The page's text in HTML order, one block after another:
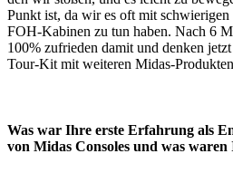
Punkt ist, da wir es oft mit
FOH-Kabinen zu tun haben. Nach 6
100% zufrieden damit und denken
Tour-Kit mit weiteren Midas-
Was war Ihre erste Erfahrung als
von Midas Consoles und was